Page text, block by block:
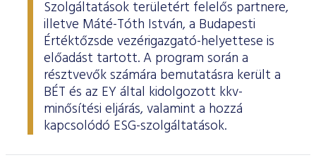
Szolgáltatások területért felelős partnere,
illetve Máté-Tóth István, a Budapesti
Értéktőzsde vezérigazgató-helyettese is
előadást tartott. A program során a
résztvevők számára bemutatásra került a
BÉT és az EY által kidolgozott kkv-
minősítési eljárás, valamint a hozzá
kapcsolódó ESG-szolgáltatások.